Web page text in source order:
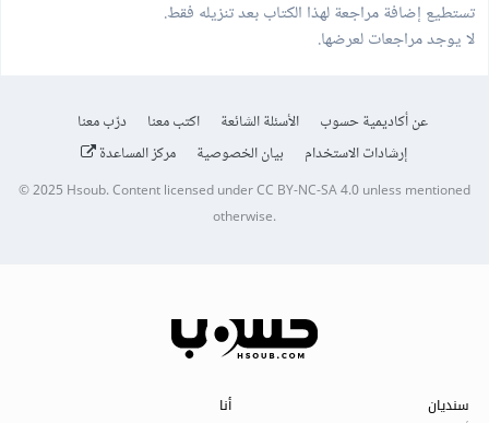
تستطيع إضافة مراجعة لهذا الكتاب بعد تنزيله فقط.
لا يوجد مراجعات لعرضها.
عن أكاديمية حسوب الأسئلة الشائعة اكتب معنا
درّب معنا
إرشادات الاستخدام
بيان الخصوصية مركز المساعدة
© 2025 Hsoub.Content licensed underCC BY-NC-SA 4.0unless mentioned
otherwise.